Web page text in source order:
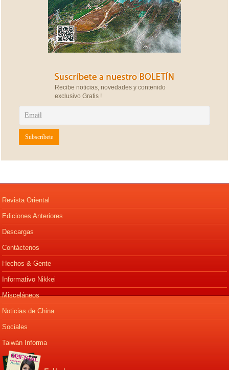
Recibe noticias, novedades y contenido
exclusivo Gratis !
Revista Oriental
Ediciones Anteriores
Descargas
Contáctenos
Hechos & Gente
Informativo Nikkei
Misceláneos
Noticias de China
Sociales
Taiwán Informa